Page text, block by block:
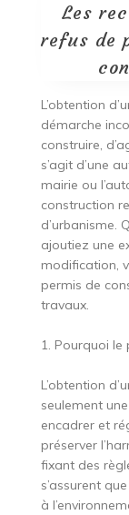
Les
refus de
L’obtention
démarche
construire,
s’agit d’une
mairie ou
construction
d’urbanisme.
ajoutiez une
modification,
permis de
travaux.
1. Pourquoi le
L’obtention
seulement
encadrer et
préserver
fixant des
s’assurent
à